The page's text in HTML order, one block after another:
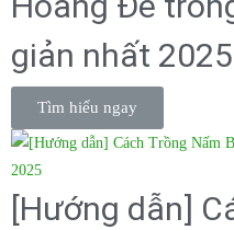
giản nhất 2025
Tìm hiểu ngay
[Hướng dẫn]